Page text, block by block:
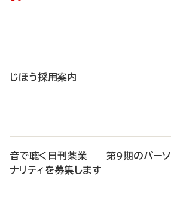
じほう採用案内
音で聴く日刊薬業 第9期のパーソ
ナリティを募集します